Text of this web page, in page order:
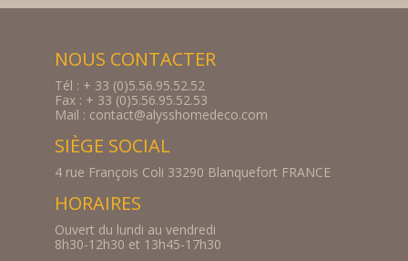
NOUS CONTACTER
Tél : + 33 (0)5.56.95.52.52
Fax : + 33 (0)5.56.95.52.53
Mail : contact@alysshomedeco.com
SIÈGE SOCIAL
4 rue François Coli 33290 Blanquefort FRANCE
HORAIRES
Ouvert du lundi au vendredi
8h30-12h30 et 13h45-17h30